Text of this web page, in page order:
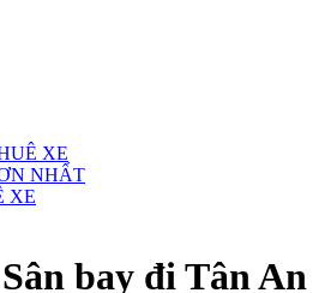
XE
NHẤT
XE
bay đi Tân An